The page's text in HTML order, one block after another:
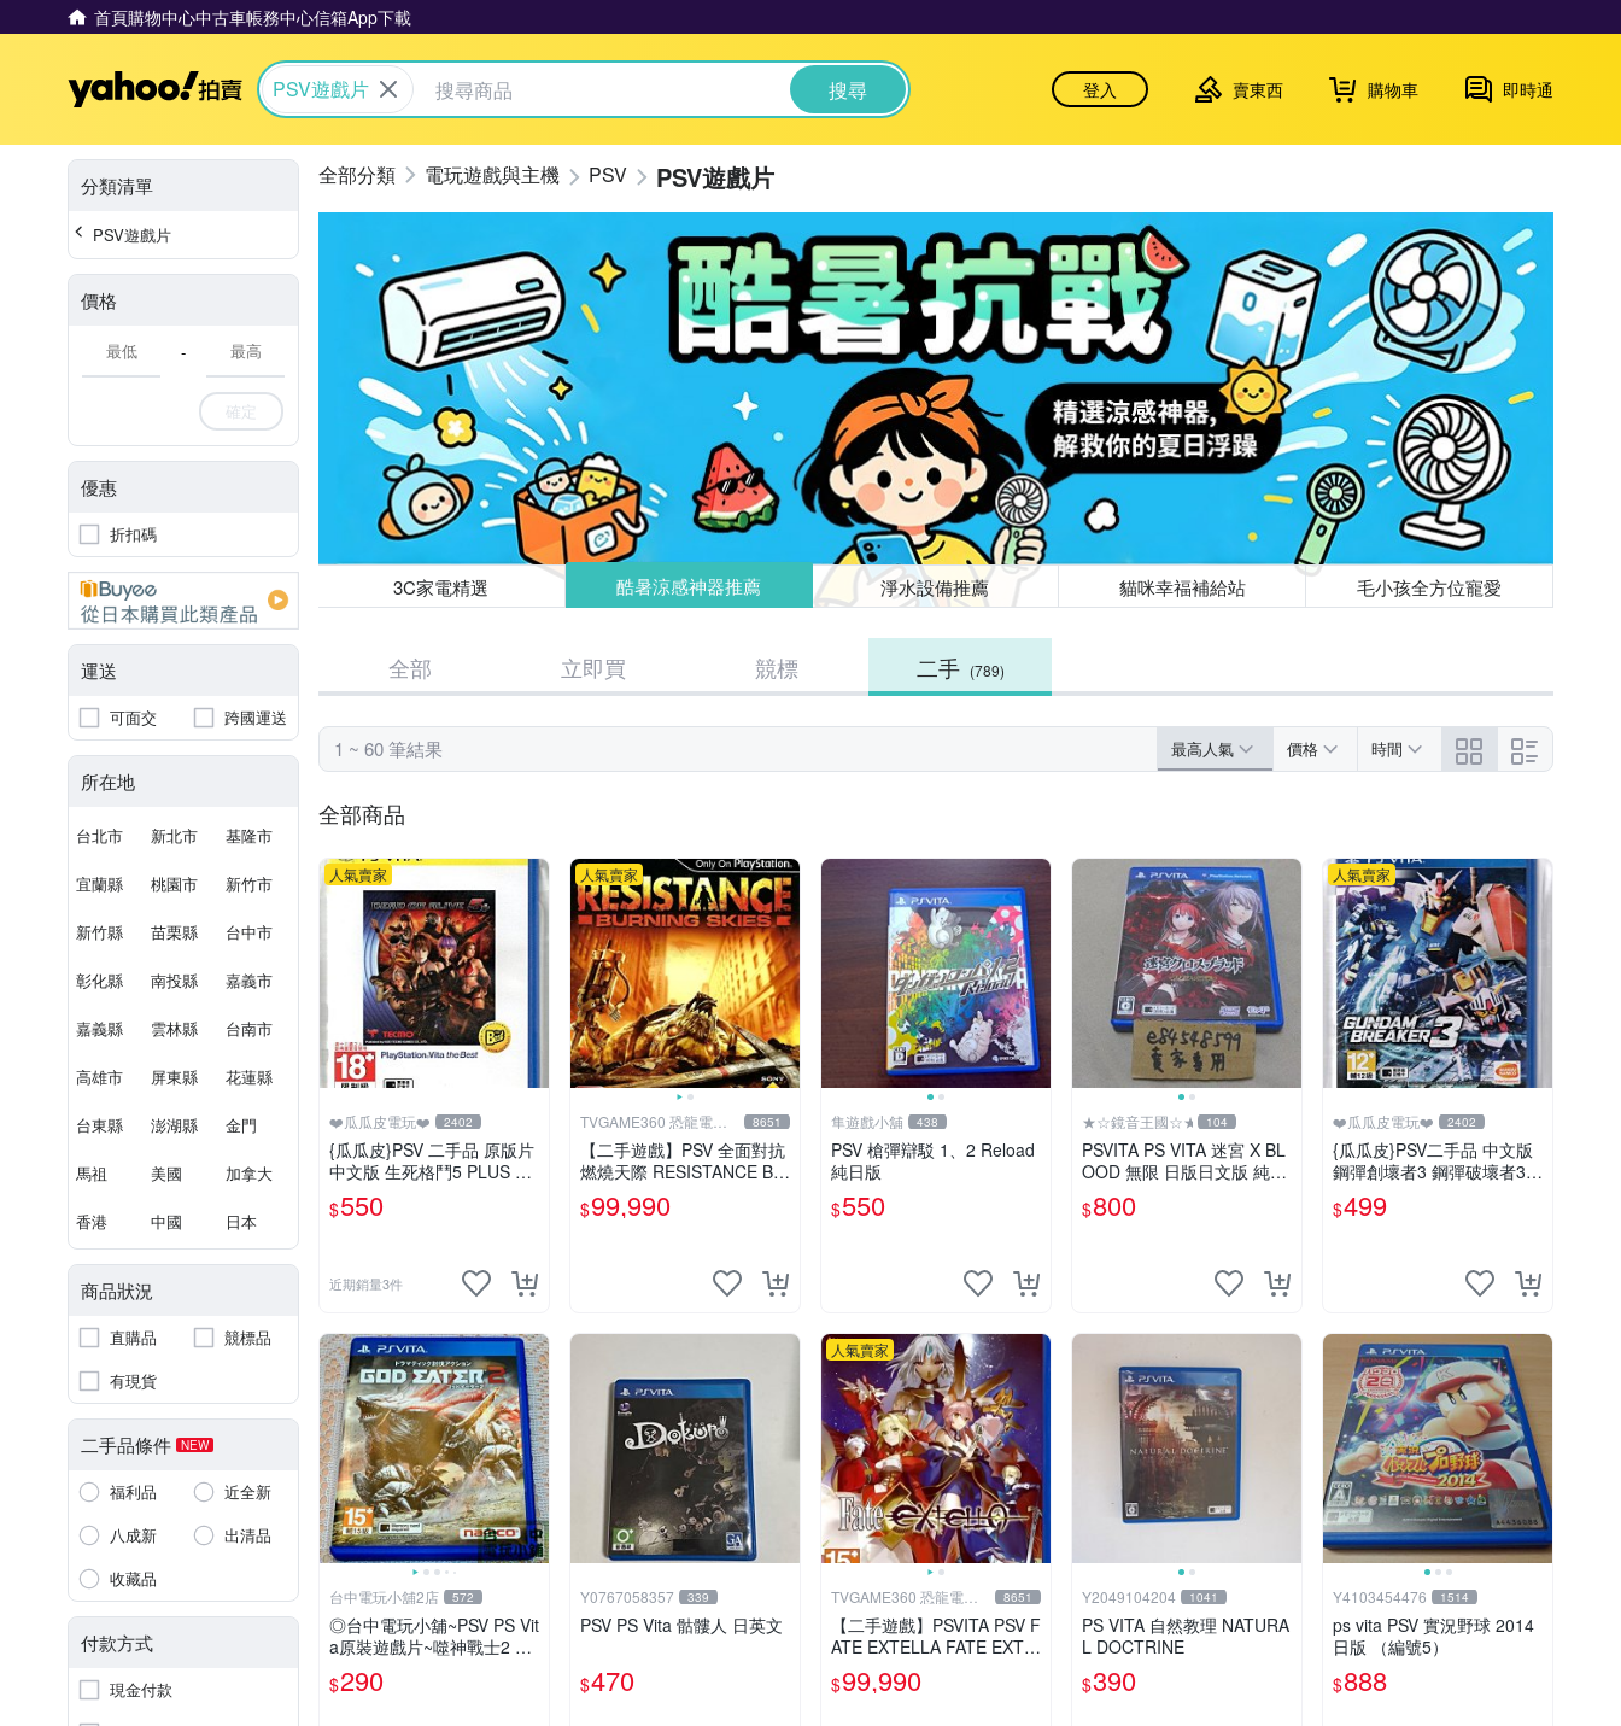
首頁購物中心中古車帳務中心信箱App下載
Yahoo拍賣
PSV遊戲片 搜尋 登入 賣東西 購物車 即時通
分類清單
PSV遊戲片
價格
-
確定
優惠
折扣碼
運送
可面交 跨國運送
所在地
台北市 新北市 基隆市
宜蘭縣 桃園市 新竹市
新竹縣 苗栗縣 台中市
彰化縣 南投縣 嘉義市
嘉義縣 雲林縣 台南市
高雄市 屏東縣 花蓮縣
台東縣 澎湖縣 金門
馬祖 美國 加拿大
香港 中國 日本
商品狀況
直購品
競標品
有現貨
二手品條件 NEW
福利品
近全新
八成新
出清品
收藏品
付款方式
現金付款
電玩遊戲與主機 PSV PSV遊戲片
3C家電精選 酷暑涼感神器推薦 淨水設備推薦 貓咪幸福補給站 毛小孩全方位寵愛
全部 立即買 競標 二手 (789)
1 ~ 60 筆結果 最高人氣 價格 時間
全部商品
人氣賣家
❤️瓜瓜皮電玩❤️ 2402
{瓜瓜皮}PSV 二手品 原版片
中文版 生死格鬥5 PLUS De
ad or Alive 5(遊戲都有回收)
$550
近期銷量3件
人氣賣家
TVGAME360 恐龍電玩- 8651
【二手遊戲】PSV 全面對抗
燃燒天際 RESISTANCE BU
RNING SKIES 中文版【台
中恐龍電玩】
$99,990
隼遊戲小舖 438
PSV 槍彈辯駁 1、2 Reload
純日版
$550
★☆鏡音王國☆★ 104
PSVITA PS VITA 迷宮 X BL
OOD 無限 日版日文版 純日
版 二手良品
$800
人氣賣家
❤️瓜瓜皮電玩❤️ 2402
{瓜瓜皮}PSV二手品 中文版
鋼彈創壞者3 鋼彈破壞者3
(遊戲都能回收)
$499
台中電玩小舖2店 572
◎台中電玩小舖~PSV PS Vit
a原裝遊戲片~噬神戰士2 噬
神者2 ~290
$290
Y0767058357 339
PSV PS Vita 骷髏人 日英文
$470
人氣賣家
TVGAME360 恐龍電玩- 8651
【二手遊戲】PSVITA PSV F
ATE EXTELLA FATE EXTE
LLA 中文版【台中恐龍電
玩】
$99,990
Y2049104204 1041
PS VITA 自然教理 NATURA
L DOCTRINE
$390
Y4103454476 1514
ps vita PSV 實況野球 2014
日版 （編號5）
$888